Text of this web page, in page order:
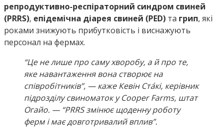
репродуктивно-респіраторний синдром свиней
(PRRS), епідемічна діарея свиней (PED) та грип, які
роками знижують прибутковість і виснажують
персонал на фермах.
“Це не лише про саму хворобу, а й про те,
яке навантаження вона створює на
співробітників”, — каже Кевін Ста́кі, керівник
підрозділу свиноматок у Cooper Farms, штат
Огайо. — “PRRS змінює щоденну роботу
ферм і має довготривалий вплив”.